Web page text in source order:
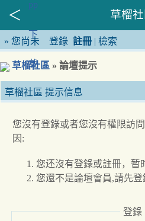
草榴
» 您尚未 登錄 註冊 | 檢索
草榴社區 » 論壇提示
草榴社區 提示信息
您沒有登錄或者您沒有權限訪
因:
您还沒有登錄或註冊，暂
您還不是論壇會員,請先登
登錄